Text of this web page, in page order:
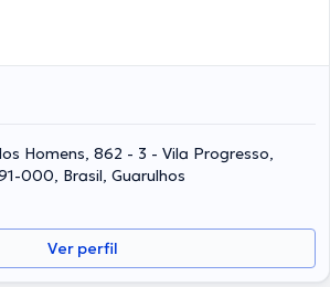
Homens, 862 - 3 - Vila Progresso,
000, Brasil, Guarulhos
Ver perfil